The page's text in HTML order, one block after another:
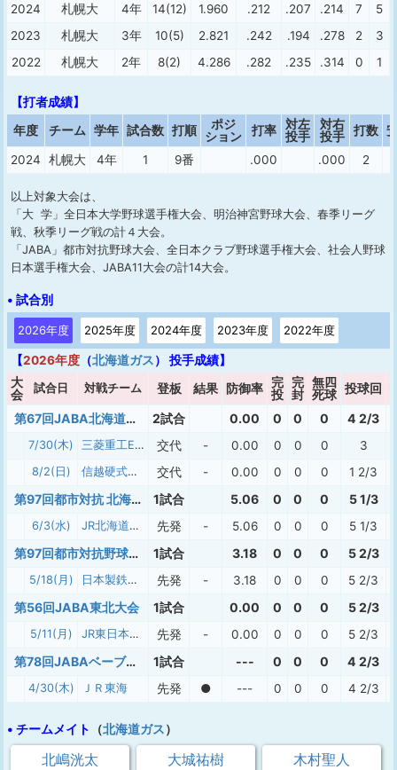
2024 札幌大 4年 14(12) 1.960 .212 .207 .214 7 5
2023
札幌大 3年 10(5) 2.821 .242 .194 .278 2 3
2022
札幌大 2年 8(2) 4.286 .282 .235 .314 0 1
【打者成績】
年度
チーム 学年 試合数 打順
ポジ
ション
打率
対左
投手
対右
投手
打数
2024 札幌大 4年 1 9番 .000 .000 2
以上対象大会は、
「大 学」全日本大学野球選手権大会、明治神宮野球大会、春季リーグ
戦、秋季リーグ戦の計４大会。
「JABA」都市対抗野球大会、全日本クラブ野球選手権大会、社会人野球
日本選手権大会、JABA11大会の計14大会。
• 試合別
2026年度 2025年度 2024年度 2023年度 2022年度
【2026年度 （北海道ガス） 投手成績】
大
会
試合日 対戦チーム 登板 結果 防御率
完
投
完
封
無四
死球 投球回
第67回JABA北海道大会 2試合 0.00 0 0 0 4 2/3
7/30(木) 三菱重工East 交代 - 0.00 0 0 0 3
8/2(日) 信越硬式野球クラブ 交代 - 0.00 0 0 0 1 2/3
第97回都市対抗 北海道二次予選 1試合 5.06 0 0 0 5 1/3
6/3(水) JR北海道硬式野球クラブ 先発 - 5.06 0 0 0 5 1/3
第97回都市対抗野球大会 北海道地区一次予選 1試合 3.18 0 0 0 5 2/3
5/18(月) 日本製鉄室蘭シャークス 先発 - 3.18 0 0 0 5 2/3
第56回JABA東北大会 1試合 0.00 0 0 0 5 2/3
5/11(月) JR東日本東北 先発 - 0.00 0 0 0 5 2/3
第78回JABAベーブルース杯 1試合 --- 0 0 0 4 2/3
4/30(木) ＪＲ東海 先発 ● --- 0 0 0 4 2/3
• チームメイト （北海道ガス）
北嶋洸太 大城祐樹 木村聖人